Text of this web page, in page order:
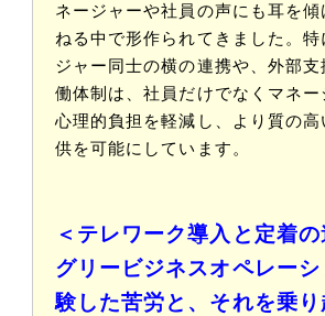
ネージャーや社員の声にも耳を
ねる中で形作られてきました。特
ジャー同士の横の連携や、外部支
働体制は、社員だけでなくマネー
心理的負担を軽減し、より質の高
供を可能にしています。
＜テレワーク導入と定着の
グリービジネスオペレー
験した苦労と、それを乗